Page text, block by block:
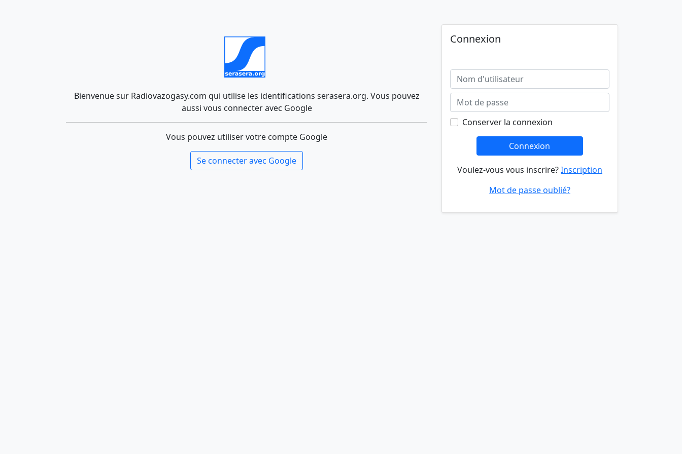
Bienvenue sur Radiovazogasy.com qui utilise les identifications serasera.org. Vous pouvez
aussi vous connecter avec Google
Vous pouvez utiliser votre compte Google
Se connecter avec Google
Connexion
Conserver la connexion
Connexion
Voulez-vous vous inscrire?Inscription
Mot de passe oublié?